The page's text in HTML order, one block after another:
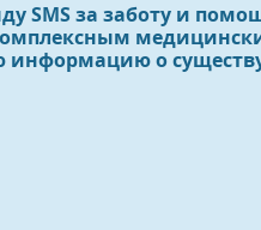
SMS за заботу и
информацию о